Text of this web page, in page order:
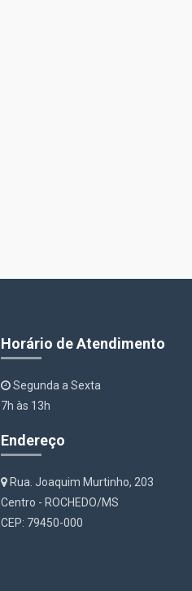
Horário de Atendimento
Segunda a Sexta
7h às 13h
Endereço
Rua. Joaquim Murtinho, 203
Centro - ROCHEDO/MS
CEP: 79450-000